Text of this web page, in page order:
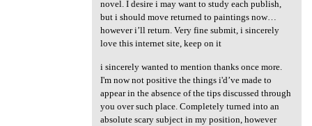
novel. I desire i may want to study each publish,
but i should move returned to paintings now…
however i’ll return. Very fine submit, i sincerely
love this internet site, keep on it
i sincerely wanted to mention thanks once more.
I'm now not positive the things i'd’ve made to
appear in the absence of the tips discussed through
you over such place. Completely turned into an
absolute scary subject in my position, however